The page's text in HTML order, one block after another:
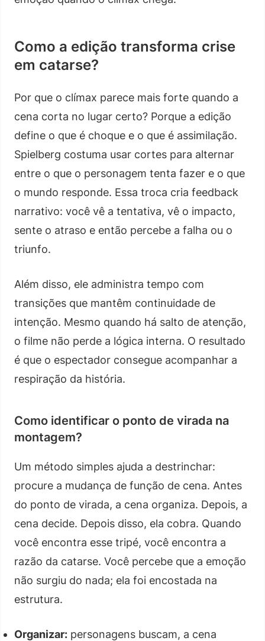
Como a edição transforma crise
em catarse?
Por que o clímax parece mais forte quando a
cena corta no lugar certo? Porque a edição
define o que é choque e o que é assimilação.
Spielberg costuma usar cortes para alternar
entre o que o personagem tenta fazer e o que
o mundo responde. Essa troca cria feedback
narrativo: você vê a tentativa, vê o impacto,
sente o atraso e então percebe a falha ou o
triunfo.
Além disso, ele administra tempo com
transições que mantêm continuidade de
intenção. Mesmo quando há salto de atenção,
o filme não perde a lógica interna. O resultado
é que o espectador consegue acompanhar a
respiração da história.
Como identificar o ponto de virada na
montagem?
Um método simples ajuda a destrinchar:
procure a mudança de função de cena. Antes
do ponto de virada, a cena organiza. Depois, a
cena decide. Depois disso, ela cobra. Quando
você encontra esse tripé, você encontra a
razão da catarse. Você percebe que a emoção
não surgiu do nada; ela foi encostada na
estrutura.
Organizar: personagens buscam, a cena